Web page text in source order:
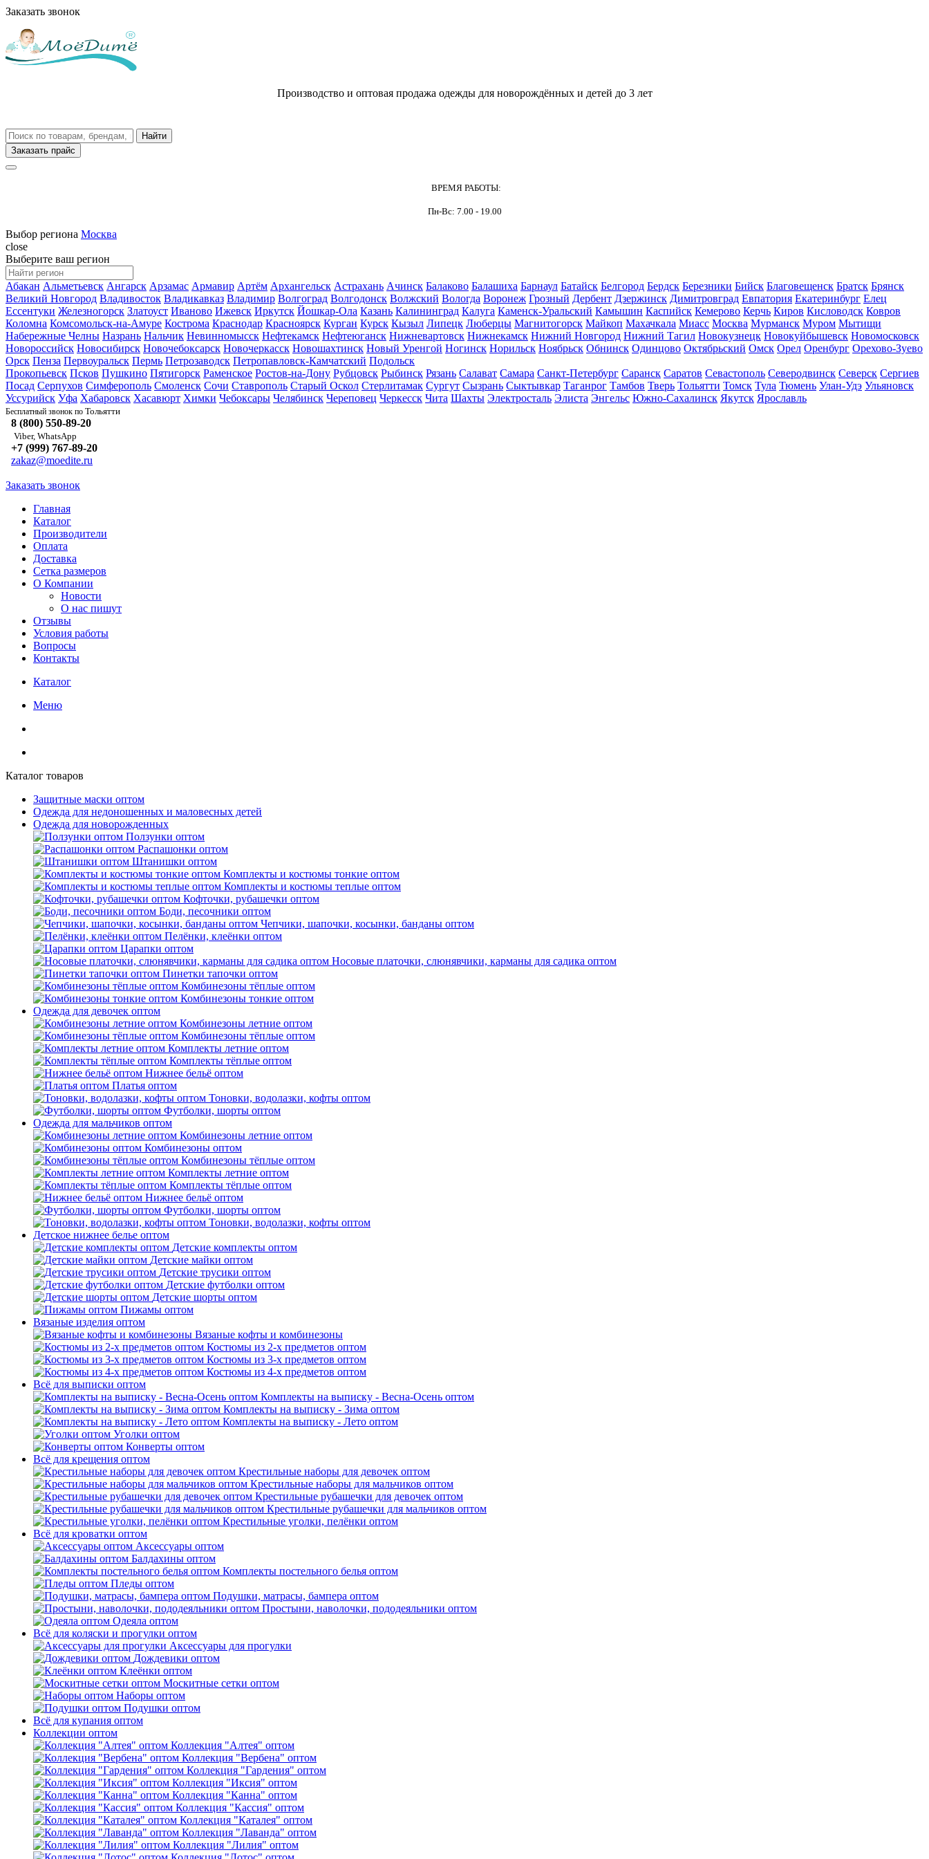
Заказать звонок
Производство и оптовая продажа одежды для новорождённых и детей до 3 лет
Заказать прайс
ВРЕМЯ РАБОТЫ:
Пн-Вс: 7.00 - 19.00
Выбор региона Москва
close
Выберите ваш регион
Абакан Альметьевск Ангарск Арзамас Армавир Артём Архангельск Астрахань Ачинск Балаково Балашиха Барнаул Батайск Белгород Бердск Березники Бийск Благовещенск Братск Брянск
Великий Новгород Владивосток Владикавказ Владимир Волгоград Волгодонск Волжский Вологда Воронеж Грозный Дербент Дзержинск Димитровград Евпатория Екатеринбург Елец
Ессентуки Железногорск Златоуст Иваново Ижевск Иркутск Йошкар-Ола Казань Калининград Калуга Каменск-Уральский Камышин Каспийск Кемерово Керчь Киров Кисловодск Ковров
Коломна Комсомольск-на-Амуре Кострома Краснодар Красноярск Курган Курск Кызыл Липецк Люберцы Магнитогорск Майкоп Махачкала Миасс Москва Мурманск Муром Мытищи
Набережные Челны Назрань Нальчик Невинномысск Нефтекамск Нефтеюганск Нижневартовск Нижнекамск Нижний Новгород Нижний Тагил Новокузнецк Новокуйбышевск Новомосковск
Новороссийск Новосибирск Новочебоксарск Новочеркасск Новошахтинск Новый Уренгой Ногинск Норильск Ноябрьск Обнинск Одинцово Октябрьский Омск Орел Оренбург Орехово-Зуево
Орск Пенза Первоуральск Пермь Петрозаводск Петропавловск-Камчатский Подольск
Прокопьевск Псков Пушкино Пятигорск Раменское Ростов-на-Дону Рубцовск Рыбинск Рязань Салават Самара Санкт-Петербург Саранск Саратов Севастополь Северодвинск Северск Сергиев
Посад Серпухов Симферополь Смоленск Сочи Ставрополь Старый Оскол Стерлитамак Сургут Сызрань Сыктывкар Таганрог Тамбов Тверь Тольятти Томск Тула Тюмень Улан-Удэ Ульяновск
Уссурийск Уфа Хабаровск Хасавюрт Химки Чебоксары Челябинск Череповец Черкесск Чита Шахты Электросталь Элиста Энгельс Южно-Сахалинск Якутск Ярославль
Бесплатный звонок по Тольятти
8 (800) 550-89-20
Viber, WhatsApp
+7 (999) 767-89-20
zakaz@moedite.ru
Заказать звонок
Главная
Каталог
Производители
Оплата
Доставка
Сетка размеров
О Компании
Новости
О нас пишут
Отзывы
Условия работы
Вопросы
Контакты
Каталог
Меню
Каталог товаров
Защитные маски оптом
Одежда для недоношенных и маловесных детей
Одежда для новорожденных
Ползунки оптом
Распашонки оптом
Штанишки оптом
Комплекты и костюмы тонкие оптом
Комплекты и костюмы теплые оптом
Кофточки, рубашечки оптом
Боди, песочники оптом
Чепчики, шапочки, косынки, банданы оптом
Пелёнки, клеёнки оптом
Царапки оптом
Носовые платочки, слюнявчики, карманы для садика оптом
Пинетки тапочки оптом
Комбинезоны тёплые оптом
Комбинезоны тонкие оптом
Одежда для девочек оптом
Комбинезоны летние оптом
Комбинезоны тёплые оптом
Комплекты летние оптом
Комплекты тёплые оптом
Нижнее бельё оптом
Платья оптом
Тоновки, водолазки, кофты оптом
Футболки, шорты оптом
Одежда для мальчиков оптом
Комбинезоны летние оптом
Комбинезоны оптом
Комбинезоны тёплые оптом
Комплекты летние оптом
Комплекты тёплые оптом
Нижнее бельё оптом
Футболки, шорты оптом
Тоновки, водолазки, кофты оптом
Детское нижнее белье оптом
Детские комплекты оптом
Детские майки оптом
Детские трусики оптом
Детские футболки оптом
Детские шорты оптом
Пижамы оптом
Вязаные изделия оптом
Вязаные кофты и комбинезоны
Костюмы из 2-х предметов оптом
Костюмы из 3-х предметов оптом
Костюмы из 4-х предметов оптом
Всё для выписки оптом
Комплекты на выписку - Весна-Осень оптом
Комплекты на выписку - Зима оптом
Комплекты на выписку - Лето оптом
Уголки оптом
Конверты оптом
Всё для крещения оптом
Крестильные наборы для девочек оптом
Крестильные наборы для мальчиков оптом
Крестильные рубашечки для девочек оптом
Крестильные рубашечки для мальчиков оптом
Крестильные уголки, пелёнки оптом
Всё для кроватки оптом
Аксессуары оптом
Балдахины оптом
Комплекты постельного белья оптом
Пледы оптом
Подушки, матрасы, бампера оптом
Простыни, наволочки, пододеяльники оптом
Одеяла оптом
Всё для коляски и прогулки оптом
Аксессуары для прогулки
Дождевики оптом
Клеёнки оптом
Москитные сетки оптом
Наборы оптом
Подушки оптом
Всё для купания оптом
Коллекции оптом
Коллекция "Алтея" оптом
Коллекция "Вербена" оптом
Коллекция "Гардения" оптом
Коллекция "Иксия" оптом
Коллекция "Канна" оптом
Коллекция "Кассия" оптом
Коллекция "Каталея" оптом
Коллекция "Лаванда" оптом
Коллекция "Лилия" оптом